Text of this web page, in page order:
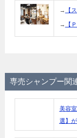
→ 【
→ 【
専売シャンプー関
美容
選】